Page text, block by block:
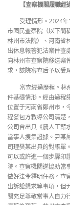
【查察機關履職經
受理情形。2024
市國民查察院（以下簡
林州市法院）、河南省
出休息報答犯法案件查
向林州市查察院移送案
求，該院審查后予以受
審查經過歷程。林
件基礎情形。經由過程
位置于河南省鄭州市，
程發包方教導公司清楚
公司曾出具《農人工薪
當事人搜集證據。尹某
司理樊某出具的對賬單
可以或許進一個步驟印
院。查察機關遂協助當
做好法令釋明任務。查
出訴訟懇求等事項，但
關充足尊敬當事人自力